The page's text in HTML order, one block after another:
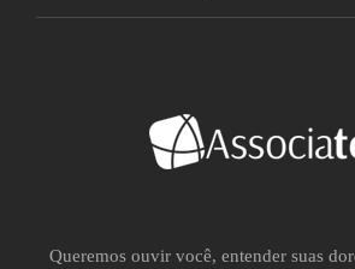
Queremos ouvir você, entender suas